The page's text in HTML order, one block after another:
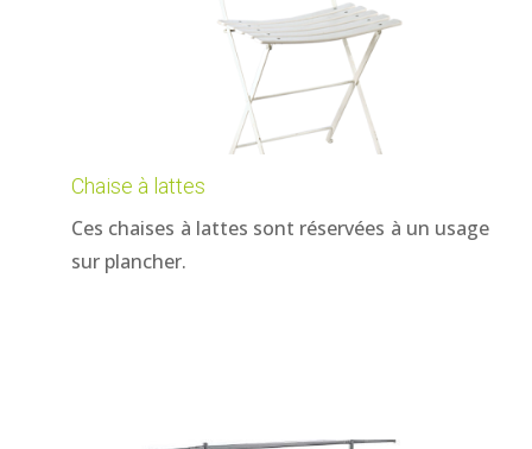
Chaise à lattes
Ces chaises à lattes sont réservées à un usage
sur plancher.